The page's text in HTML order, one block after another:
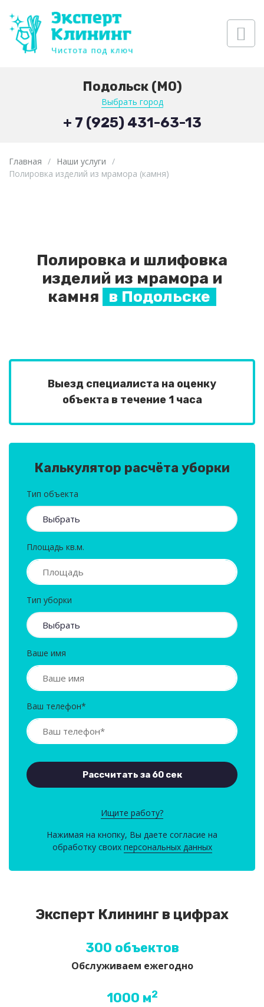
Подольск (МО)
Выбрать город
+ 7 (925) 431-63-13
Главная / Наши услуги /
Полировка изделий из мрамора (камня)
Полировка и шлифовка
изделий из мрамора и
камня в Подольске
Выезд специалиста на оценку
объекта в течение 1 часа
Калькулятор расчёта уборки
Тип объекта
Площадь кв.м.
Тип уборки
Ваше имя
Ваш телефон*
Ищите работу?
Нажимая на кнопку, Вы даете согласие на
обработку своих персональных данных
Эксперт Клининг в цифрах
300 объектов
Обслуживаем ежегодно
1000 м2